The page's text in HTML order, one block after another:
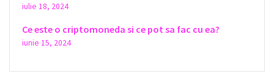
iulie 18, 2024
Ce este o criptomoneda si ce pot sa fac cu ea?
iunie 15, 2024